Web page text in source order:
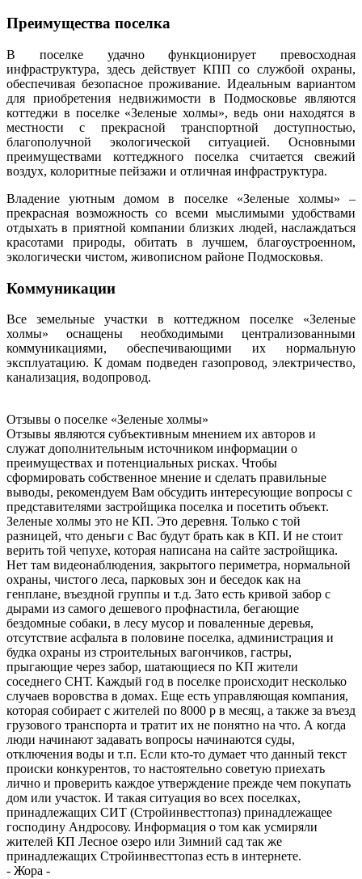
Преимущества поселка
В поселке удачно функционирует превосходная
инфраструктура, здесь действует КПП со службой охраны,
обеспечивая безопасное проживание. Идеальным вариантом
для приобретения недвижимости в Подмосковье являются
коттеджи в поселке «Зеленые холмы», ведь они находятся в
местности с прекрасной транспортной доступностью,
благополучной экологической ситуацией. Основными
преимуществами коттеджного поселка считается свежий
воздух, колоритные пейзажи и отличная инфраструктура.
Владение уютным домом в поселке «Зеленые холмы» –
прекрасная возможность со всеми мыслимыми удобствами
отдыхать в приятной компании близких людей, наслаждаться
красотами природы, обитать в лучшем, благоустроенном,
экологически чистом, живописном районе Подмосковья.
Коммуникации
Все земельные участки в коттеджном поселке «Зеленые
холмы» оснащены необходимыми централизованными
коммуникациями, обеспечивающими их нормальную
эксплуатацию. К домам подведен газопровод, электричество,
канализация, водопровод.
Отзывы о поселке «Зеленые холмы»
Отзывы являются субъективным мнением их авторов и
служат дополнительным источником информации о
преимуществах и потенциальных рисках. Чтобы
сформировать собственное мнение и сделать правильные
выводы, рекомендуем Вам обсудить интересующие вопросы с
представителями застройщика поселка и посетить объект.
Зеленые холмы это не КП. Это деревня. Только с той
разницей, что деньги с Вас будут брать как в КП. И не стоит
верить той чепухе, которая написана на сайте застройщика.
Нет там видеонаблюдения, закрытого периметра, нормальной
охраны, чистого леса, парковых зон и беседок как на
генплане, въездной группы и т.д. Зато есть кривой забор с
дырами из самого дешевого профнастила, бегающие
бездомные собаки, в лесу мусор и поваленные деревья,
отсутствие асфальта в половине поселка, администрация и
будка охраны из строительных вагончиков, гастры,
прыгающие через забор, шатающиеся по КП жители
соседнего СНТ. Каждый год в поселке происходит несколько
случаев воровства в домах. Еще есть управляющая компания,
которая собирает с жителей по 8000 р в месяц, а также за въезд
грузового транспорта и тратит их не понятно на что. А когда
люди начинают задавать вопросы начинаются суды,
отключения воды и т.п. Если кто-то думает что данный текст
происки конкурентов, то настоятельно советую приехать
лично и проверить каждое утверждение прежде чем покупать
дом или участок. И такая ситуация во всех поселках,
принадлежащих СИТ (Стройинвесттопаз) принадлежащее
господину Андросову. Информация о том как усмиряли
жителей КП Лесное озеро или Зимний сад так же
принадлежащих Стройинвесттопаз есть в интернете.
- Жора -